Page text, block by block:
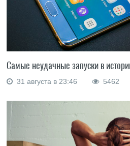
Самые неудачные запуски в
31 августа в 23:46 5462